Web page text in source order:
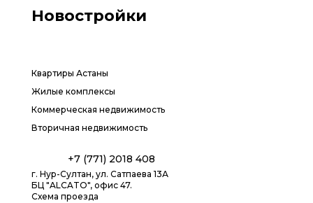
Новостройки
Квартиры Астаны
Жилые комплексы
Коммерческая недвижимость
Вторичная недвижимость
+7 (771) 2018 408
г. Нур-Султан, ул. Сатпаева 13А
БЦ "ALCATO", офис 47.
Схема проезда